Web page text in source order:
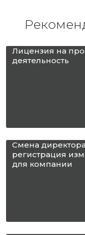
Лицензия на
деятельность
Смена
регистрация
для компании